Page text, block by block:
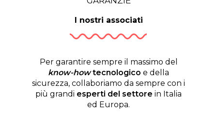
I nostri associati
Per garantire sempre il massimo del
know-howtecnologico e della
sicurezza, collaboriamo da sempre con i
più grandi esperti del settore in Italia
ed Europa.